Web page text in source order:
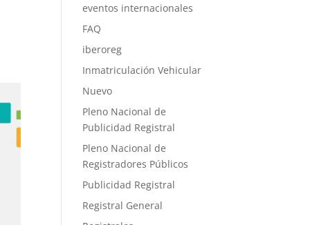
eventos internacionales
FAQ
iberoreg
Inmatriculación Vehicular
Nuevo
Pleno Nacional de
Publicidad Registral
Pleno Nacional de
Registradores Públicos
Publicidad Registral
Registral General